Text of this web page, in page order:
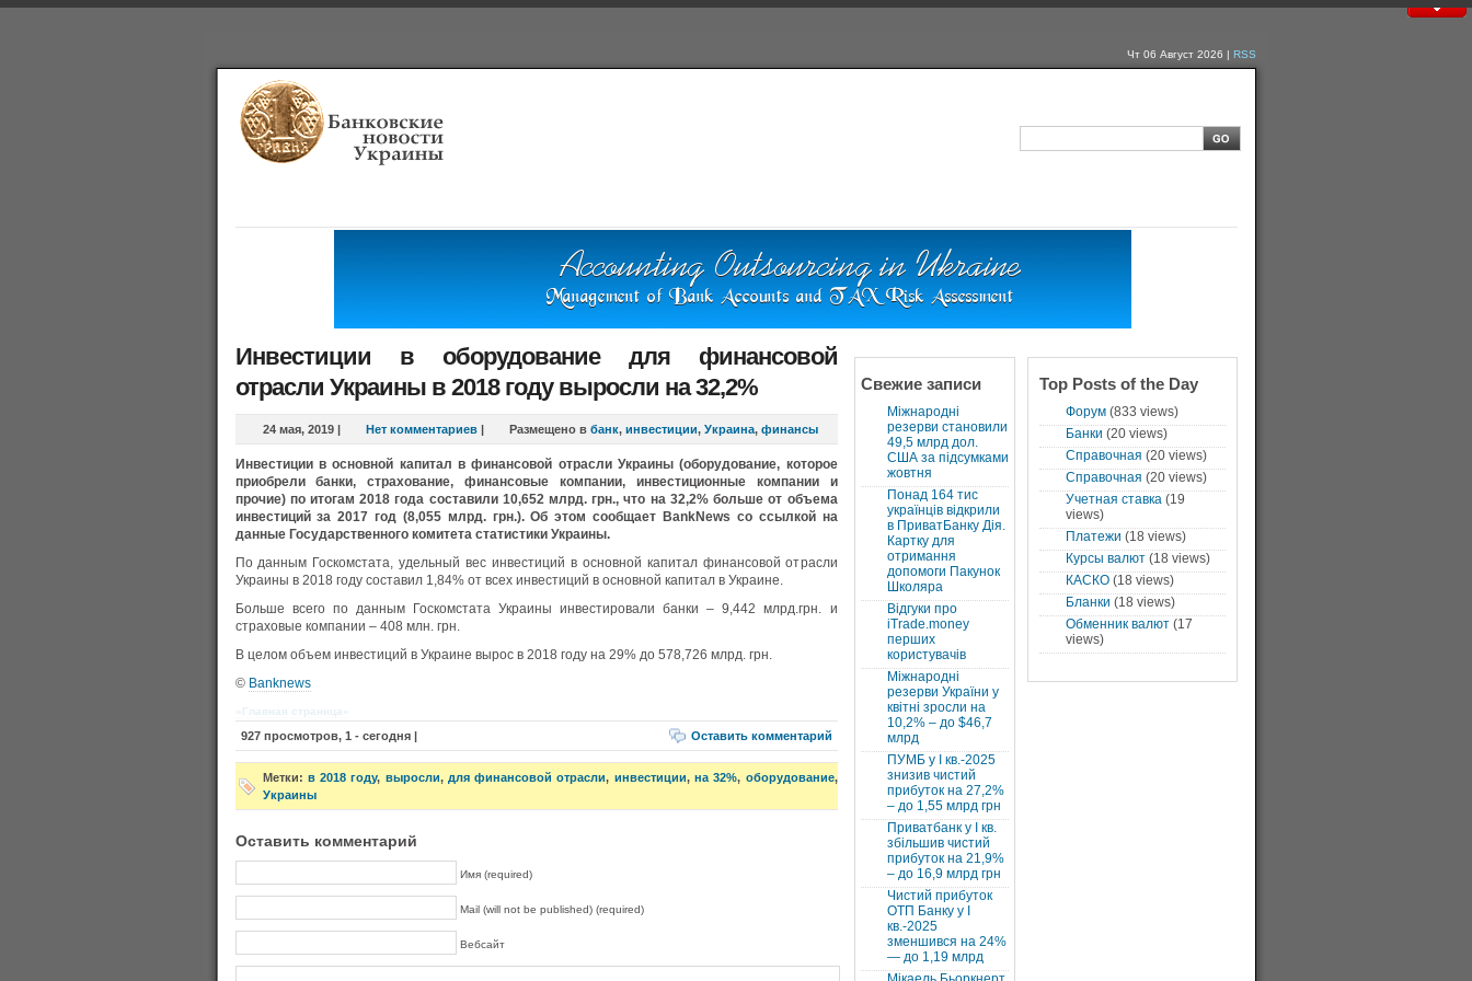
Чт 06 Август 2026 | RSS
Инвестиции в оборудование для финансовой
отрасли Украины в 2018 году выросли на 32,2%
24 мая, 2019| Нет комментариев | Размещено в банк, инвестиции, Украина, финансы
Инвестиции в основной капитал в финансовой отрасли Украины (оборудование, которое
приобрели банки, страхование, финансовые компании, инвестиционные компании и
прочие) по итогам 2018 года составили 10,652 млрд. грн., что на 32,2% больше от объема
инвестиций за 2017 год (8,055 млрд. грн.). Об этом сообщает BankNews со ссылкой на
данные Государственного комитета статистики Украины.
По данным Госкомстата, удельный вес инвестиций в основной капитал финансовой отрасли
Украины в 2018 году составил 1,84% от всех инвестиций в основной капитал в Украине.
Больше всего по данным Госкомстата Украины инвестировали банки – 9,442 млрд.грн. и
страховые компании – 408 млн. грн.
В целом объем инвестиций в Украине вырос в 2018 году на 29% до 578,726 млрд. грн.
© Banknews
»Главная страница«
Оставить комментарий
927 просмотров, 1 - сегодня |
Метки: в 2018 году, выросли, для финансовой отрасли, инвестиции, на 32%, оборудование,
Украины
Оставить комментарий
Имя (required)
Mail (will not be published) (required)
Вебсайт
Свежие записи
Міжнародні
резерви становили
49,5 млрд дол.
США за підсумками
жовтня
Понад 164 тис
українців відкрили
в ПриватБанку Дія.
Картку для
отримання
допомоги Пакунок
Школяра
Відгуки про
iTrade.money
перших
користувачів
Міжнародні
резерви України у
квітні зросли на
10,2% – до $46,7
млрд
ПУМБ у I кв.-2025
знизив чистий
прибуток на 27,2%
– до 1,55 млрд грн
Приватбанк у І кв.
збільшив чистий
прибуток на 21,9%
– до 16,9 млрд грн
Чистий прибуток
ОТП Банку у І
кв.-2025
зменшився на 24%
— до 1,19 млрд
Top Posts of the Day
Форум(833 views)
Банки (20 views)
Справочная (20 views)
Справочная (20 views)
Учетная ставка(19
views)
Платежи (18 views)
Курсы валют(18 views)
КАСКО(18 views)
Бланки (18 views)
Обменник валют(17
views)